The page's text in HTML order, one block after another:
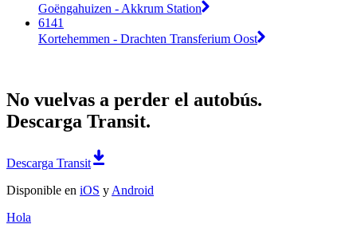
Goëngahuizen - Akkrum Station
6141
Kortehemmen - Drachten Transferium Oost
No vuelvas a perder el autobús.
Descarga Transit.
Descarga Transit
Disponible en iOS y Android
Hola